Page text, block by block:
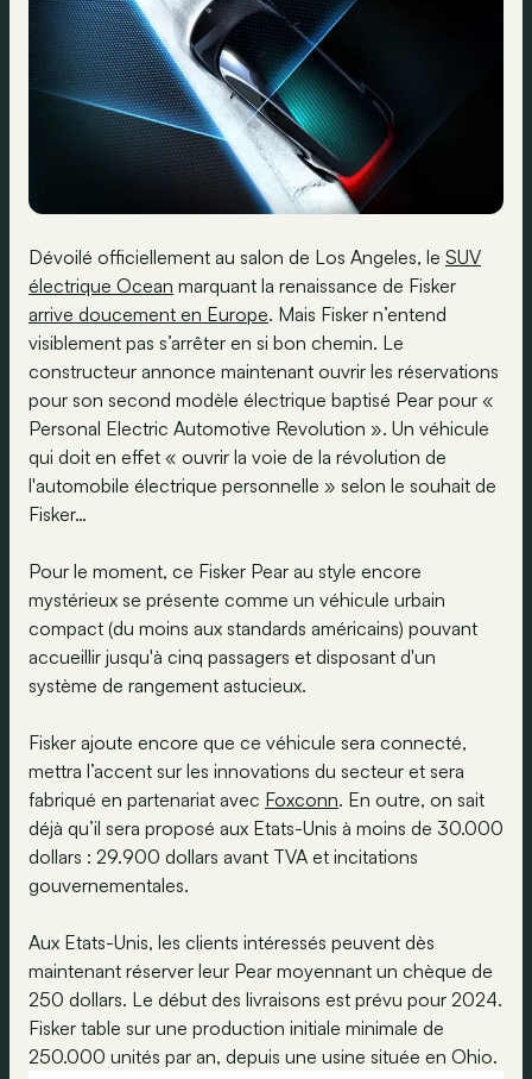
Dévoilé officiellement au salon de Los Angeles, le SUV
électrique Ocean marquant la renaissance de Fisker
arrive doucement en Europe. Mais Fisker n’entend
visiblement pas s’arrêter en si bon chemin. Le
constructeur annonce maintenant ouvrir les réservations
pour son second modèle électrique baptisé Pear pour «
Personal Electric Automotive Revolution ». Un véhicule
qui doit en effet « ouvrir la voie de la révolution de
l'automobile électrique personnelle » selon le souhait de
Fisker…
Pour le moment, ce Fisker Pear au style encore
mystérieux se présente comme un véhicule urbain
compact (du moins aux standards américains) pouvant
accueillir jusqu'à cinq passagers et disposant d'un
système de rangement astucieux.
Fisker ajoute encore que ce véhicule sera connecté,
mettra l’accent sur les innovations du secteur et sera
fabriqué en partenariat avec Foxconn. En outre, on sait
déjà qu’il sera proposé aux Etats-Unis à moins de 30.000
dollars : 29.900 dollars avant TVA et incitations
gouvernementales.
Aux Etats-Unis, les clients intéressés peuvent dès
maintenant réserver leur Pear moyennant un chèque de
250 dollars. Le début des livraisons est prévu pour 2024.
Fisker table sur une production initiale minimale de
250.000 unités par an, depuis une usine située en Ohio.